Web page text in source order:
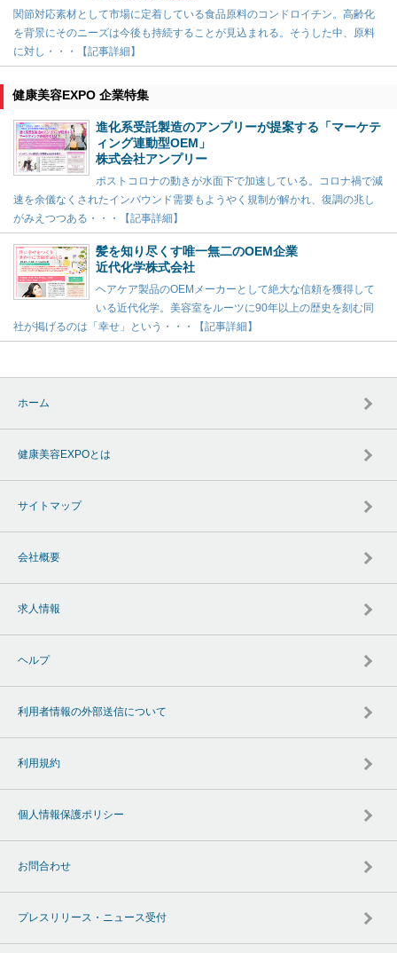
関節対応素材として市場に定着している食品原料のコンドロイチン。高齢化
を背景にそのニーズは今後も持続することが見込まれる。そうした中、原料
に対し・・・【記事詳細】
健康美容EXPO 企業特集
進化系受託製造のアンプリーが提案する「マーケテ
ィング連動型OEM」
株式会社アンプリー
ポストコロナの動きが水面下で加速している。コロナ禍で減
速を余儀なくされたインバウンド需要もようやく規制が解かれ、復調の兆し
がみえつつある・・・【記事詳細】
髪を知り尽くす唯一無二のOEM企業
近代化学株式会社
ヘアケア製品のOEMメーカーとして絶大な信頼を獲得して
いる近代化学。美容室をルーツに90年以上の歴史を刻む同
社が掲げるのは「幸せ」という・・・【記事詳細】
ホーム
健康美容EXPOとは
サイトマップ
会社概要
求人情報
ヘルプ
利用者情報の外部送信について
利用規約
個人情報保護ポリシー
お問合わせ
プレスリリース・ニュース受付